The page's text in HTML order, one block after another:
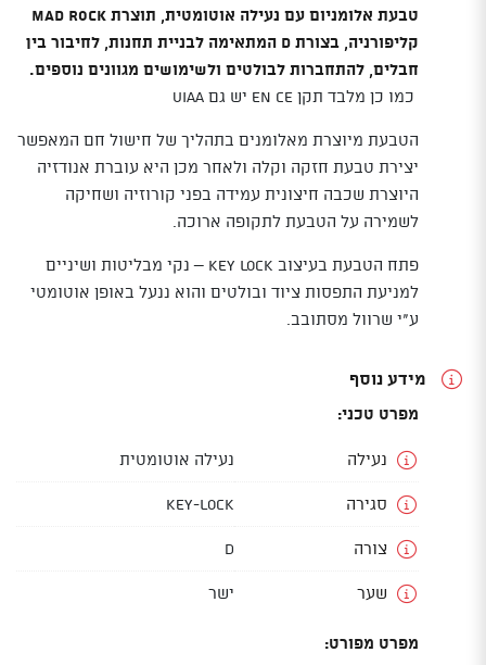
טבעת אלומניום עם נעילה אוטומטית, תוצרת Mad Rock
קליפורניה, בצורת D המתאימה לבניית תחנות, לחיבור בין
חבלים, להתחברות לבולטים ולשימושים מגוונים נוספים.
כמו כן מלבד תקן EN CE יש גם UIAA
הטבעת מיוצרת מאלומנים בתהליך של חישול חם המאפשר
יצירת טבעת חזקה וקלה ולאחר מכן היא עוברת אנודזיה
היוצרת שכבה חיצונית עמידה בפני קורוזיה ושחיקה
לשמירה על הטבעת לתקופה ארוכה.
פתח הטבעת בעיצוב key lock – נקי מבליטות ושיניים
למניעת התפסות ציוד ובולטים והוא ננעל באופן אוטומטי
ע"י שרוול מסתובב.
מידע נוסף
מפרט טכני:
נעילה נעילה אוטומטית
סגירה Key-Lock
צורה D
שער ישר
מפרט מפורט: